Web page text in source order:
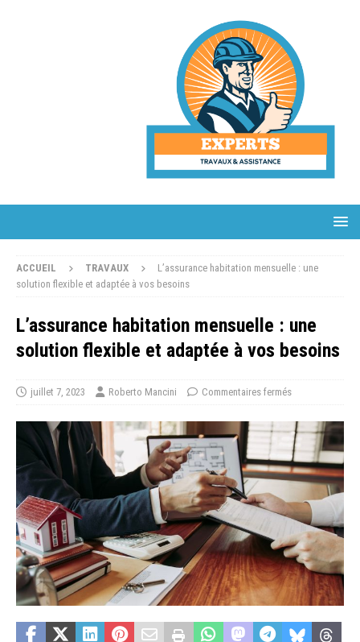
ACCUEIL TRAVAUX
L’assurance habitation mensuelle : une
solution flexible et adaptée à vos besoins
L’assurance habitation mensuelle : une
solution flexible et adaptée à vos besoins
juillet 7, 2023 Roberto Mancini Commentaires fermés